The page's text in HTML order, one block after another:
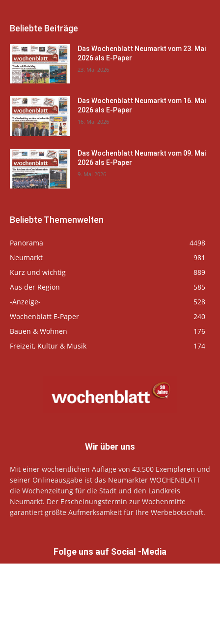
Beliebte Beiträge
Das Wochenblatt Neumarkt vom 23. Mai
2026 als E-Paper
23. Mai 2026
Das Wochenblatt Neumarkt vom 16. Mai
2026 als E-Paper
16. Mai 2026
Das Wochenblatt Neumarkt vom 09. Mai
2026 als E-Paper
9. Mai 2026
Beliebte Themenwelten
Panorama
4498
Neumarkt
981
Kurz und wichtig
889
Aus der Region
585
-Anzeige-
528
Wochenblatt E-Paper
240
Bauen & Wohnen
176
Freizeit, Kultur & Musik
174
Wir über uns
Mit einer wöchentlichen Auflage von 43.500 Exemplaren und
seiner Onlineausgabe ist das Neumarkter WOCHENBLATT
die Wochenzeitung für die Stadt und den Landkreis
Neumarkt. Der Erscheinungstermin zur Wochenmitte
garantiert größte Aufmerksamkeit für Ihre Werbebotschaft.
Folge uns auf Social -Media